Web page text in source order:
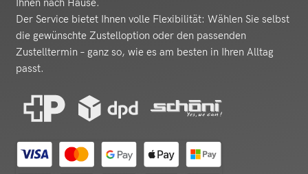
Ihnen nach Hause.
Der Service bietet Ihnen volle Flexibilität: Wählen Sie selbst
die gewünschte Zustelloption oder den passenden
Zustelltermin – ganz so, wie es am besten in Ihren Alltag
passt.